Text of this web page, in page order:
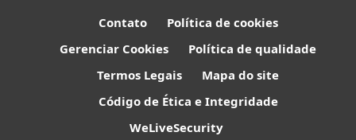
Contato
Política de cookies
Gerenciar Cookies
Política de qualidade
Termos Legais
Mapa do site
Código de Ética e Integridade
WeLiveSecurity